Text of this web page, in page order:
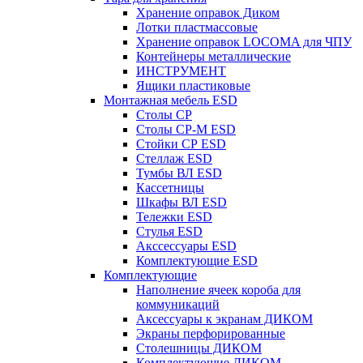
Хранение оправок Диком
Лотки пластмассовые
Хранение оправок LOCOMA для ЧПУ
Контейнеры металлические
ИНСТРУМЕНТ
Ящики пластиковые
Монтажная мебель ESD
Столы СР
Столы СР-М ESD
Стойки СР ESD
Стеллаж ESD
Тумбы ВЛ ESD
Кассетницы
Шкафы ВЛ ESD
Тележки ESD
Стулья ESD
Акссессуары ESD
Комплектующие ESD
Комплектующие
Наполнение ячеек короба для
коммуникаций
Аксессуары к экранам ДИКОМ
Экраны перфорированные
Cтолешницы ДИКОМ